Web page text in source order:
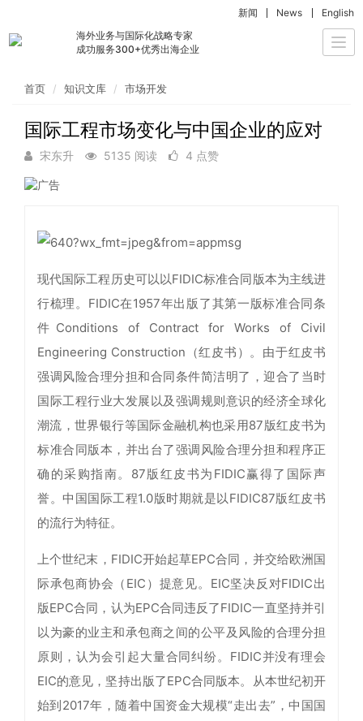
海外业务与国际化战略专家
成功服务300+优秀出海企业
新闻 News English
首页 知识文库 市场开发
国际工程市场变化与中国企业的应对
宋东升 5135 阅读 4 点赞
现代国际工程历史可以以FIDIC标准合同版本为主线进
行梳理。FIDIC在1957年出版了其第一版标准合同条
件Conditions of Contract for Works of Civil
Engineering Construction（红皮书）。由于红皮书
强调风险合理分担和合同条件简洁明了，迎合了当时
国际工程行业大发展以及强调规则意识的经济全球化
潮流，世界银行等国际金融机构也采用87版红皮书为
标准合同版本，并出台了强调风险合理分担和程序正
确的采购指南。87版红皮书为FIDIC赢得了国际声
誉。中国国际工程1.0版时期就是以FIDIC87版红皮书
的流行为特征。
上个世纪末，FIDIC开始起草EPC合同，并交给欧洲国
际承包商协会（EIC）提意见。EIC坚决反对FIDIC出
版EPC合同，认为EPC合同违反了FIDIC一直坚持并引
以为豪的业主和承包商之间的公平及风险的合理分担
原则，认为会引起大量合同纠纷。FIDIC并没有理会
EIC的意见，坚持出版了EPC合同版本。从本世纪初开
始到2017年，随着中国资金大规模“走出去”，中国国